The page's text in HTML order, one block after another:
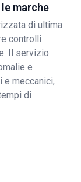
marche
di ultima
controlli
Il servizio
e
meccanici,
di